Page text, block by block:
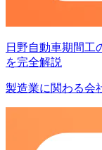
日野自動車期間工
を完全解説
製造業に関わる会